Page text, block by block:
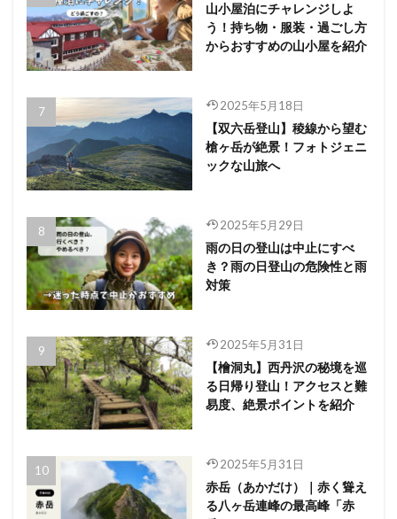
山小屋泊にチャレンジしよ
う！持ち物・服装・過ごし方
からおすすめの山小屋を紹介
2025年5月18日
【双六岳登山】稜線から望む
槍ヶ岳が絶景！フォトジェニ
ックな山旅へ
2025年5月29日
雨の日の登山は中止にすべ
き？雨の日登山の危険性と雨
対策
2025年5月31日
【檜洞丸】西丹沢の秘境を巡
る日帰り登山！アクセスと難
易度、絶景ポイントを紹介
2025年5月31日
赤岳（あかだけ）｜赤く聳え
る八ヶ岳連峰の最高峰「赤